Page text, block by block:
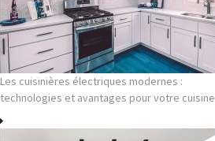
Les cuisinières électriques modernes :
technologies et avantages pour votre cuisine